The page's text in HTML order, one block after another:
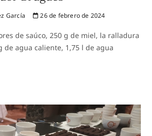
García 26 de febrero de 2024
de saúco, 250 g de miel, la ralladura
de agua caliente, 1,75 l de agua